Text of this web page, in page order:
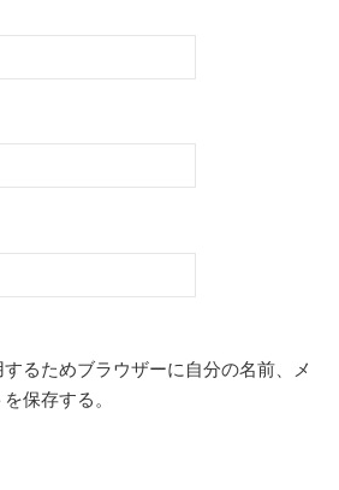
るためブラウザーに自分の名前、メ
保存する。